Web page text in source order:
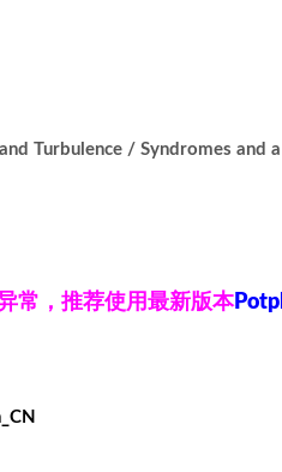
Turbulence / Syndromes and
常，推荐使用最新版本